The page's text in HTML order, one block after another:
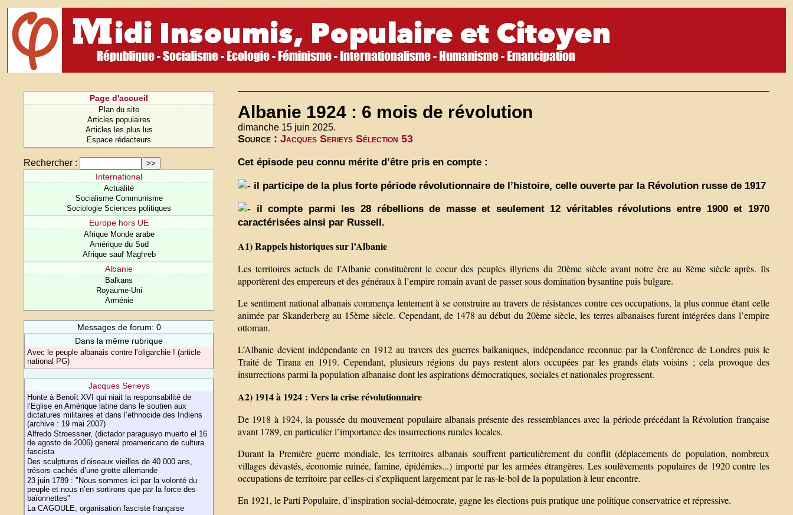
Page d'accueil
Plan du site
Articles populaires
Articles les plus lus
Espace rédacteurs
Rechercher :
International
Actualité
Socialisme Communisme
Sociologie Sciences politiques
Europe hors UE
Afrique Monde arabe
Amérique du Sud
Afrique sauf Maghreb
Albanie
Balkans
Royaume-Uni
Arménie
Messages de forum: 0
Dans la même rubrique
Avec le peuple albanais contre l’oligarchie ! (article
national PG)
Jacques Serieys
Honte à Benoît XVI qui niait la responsabilité de
l’Eglise en Amérique latine dans le soutien aux
dictatures militaires et dans l’ethnocide des Indiens
(archive : 19 mai 2007)
Alfredo Stroessner, (dictador paraguayo muerto el 16
de agosto de 2006) general proamericano de cultura
fascista
Des sculptures d’oiseaux vieilles de 40 000 ans,
trésors cachés d’une grotte allemande
23 juin 1789 : "Nous sommes ici par la volonté du
peuple et nous n’en sortirons que par la force des
baïonnettes"
La CAGOULE, organisation fasciste française
Albanie 1924 : 6 mois de révolution
dimanche 15 juin 2025.
Source :Jacques Serieys Sélection 53
Cet épisode peu connu mérite d’être pris en compte :
il participe de la plus forte période révolutionnaire de l’histoire, celle ouverte par la Révolution russe de 1917
il compte parmi les 28 rébellions de masse et seulement 12 véritables révolutions entre 1900 et 1970
caractérisées ainsi par Russell.
A1) Rappels historiques sur l’Albanie
Les territoires actuels de l’Albanie constituèrent le coeur des peuples illyriens du 20ème siècle avant notre ère au 8ème siècle après. Ils
apportèrent des empereurs et des généraux à l’empire romain avant de passer sous domination bysantine puis bulgare.
Le sentiment national albanais commença lentement à se construire au travers de résistances contre ces occupations, la plus connue étant celle
animée par Skanderberg au 15ème siècle. Cependant, de 1478 au début du 20ème siècle, les terres albanaises furent intégrées dans l’empire
ottoman.
L’Albanie devient indépendante en 1912 au travers des guerres balkaniques, indépendance reconnue par la Conférence de Londres puis le
Traité de Tirana en 1919. Cependant, plusieurs régions du pays restent alors occupées par les grands états voisins ; cela provoque des
insurrections parmi la population albanaise dont les aspirations démocratiques, sociales et nationales progressent.
A2) 1914 à 1924 : Vers la crise révolutionnaire
De 1918 à 1924, la poussée du mouvement populaire albanais présente des ressemblances avec la période précédant la Révolution française
avant 1789, en particulier l’importance des insurrections rurales locales.
Durant la Première guerre mondiale, les territoires albanais souffrent particulièrement du conflit (déplacements de population, nombreux
villages dévastés, économie ruinée, famine, épidémies...) importé par les armées étrangères. Les soulèvements populaires de 1920 contre les
occupations de territoire par celles-ci s’expliquent largement par le ras-le-bol de la population à leur encontre.
En 1921, le Parti Populaire, d’inspiration social-démocrate, gagne les élections puis pratique une politique conservatrice et répressive.